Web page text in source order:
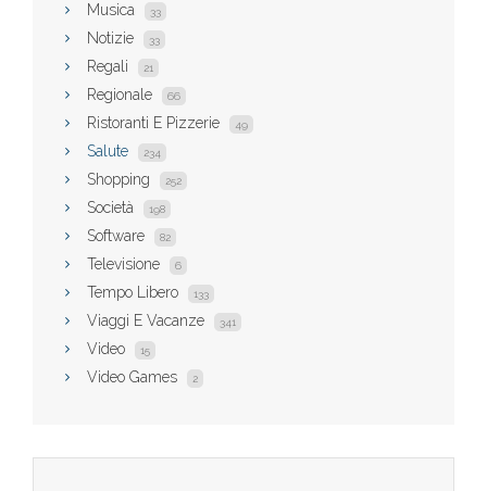
Musica 33
Notizie 33
Regali 21
Regionale 66
Ristoranti E Pizzerie 49
Salute 234
Shopping 252
Società 198
Software 82
Televisione 6
Tempo Libero 133
Viaggi E Vacanze 341
Video 15
Video Games 2